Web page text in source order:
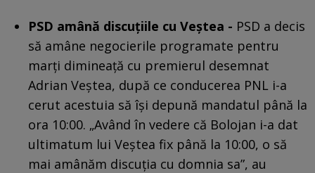
PSD amână discuțiile cu Veștea - PSD a decis
să amâne negocierile programate pentru
marți dimineață cu premierul desemnat
Adrian Veștea, după ce conducerea PNL i-a
cerut acestuia să își depună mandatul până la
ora 10:00. „Având în vedere că Bolojan i-a dat
ultimatum lui Veștea fix până la 10:00, o să
mai amânăm discuția cu domnia sa”, au